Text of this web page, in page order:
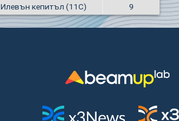
Илевън кепитъл (11C)
9